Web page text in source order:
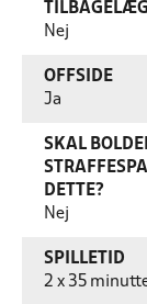
Nej
OFFSIDE
Ja
SKAL
DETTE?
Nej
SPILLETID
2 x 35